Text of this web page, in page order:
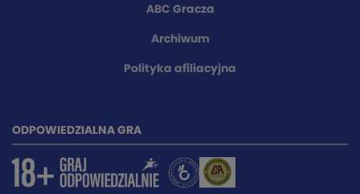
ABC Gracza
Archiwum
Polityka afiliacyjna
ODPOWIEDZIALNA GRA